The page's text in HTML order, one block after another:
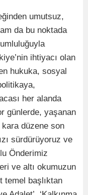
umutsuz,
da bu noktada
ihtiyacı olan
hukuka, sosyal
her alanda
günlerde, yaşanan
düzene son
sürdürüyoruz ve
Önderimiz
ve altı okumuzun
temel başlıktan